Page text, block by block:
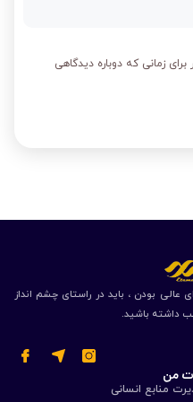
زمانی که دوباره دیدگاهی
عالی بودن ، باید در راستای چشم انداز
داشته باشید.
من
منابع انسانی